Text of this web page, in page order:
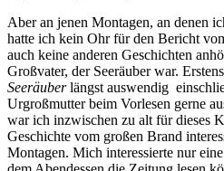
Aber an jenen Montagen, an denen
hatte ich kein Ohr für den Bericht
auch keine anderen Geschichten
Großvater, der Seeräuber war.
Seeräuberlängst auswendig
Urgroßmutter beim Vorlesen gerne
war ich inzwischen zu alt für dieses
Geschichte vom großen Brand
Montagen. Mich interessierte nur